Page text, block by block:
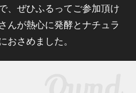
、ぜひふるってご参加頂け
んが熱心に発酵とナチュラ
さめました。